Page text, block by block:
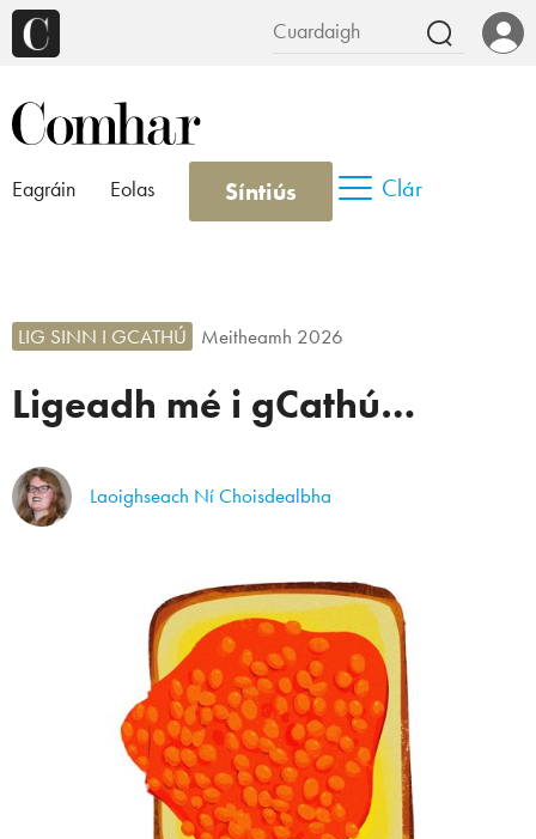
Eagráin Eolas Síntiús Clár
Ligeadh mé i gCathú…
LIG SINN I GCATHÚ Meitheamh 2026
Laoighseach Ní Choisdealbha